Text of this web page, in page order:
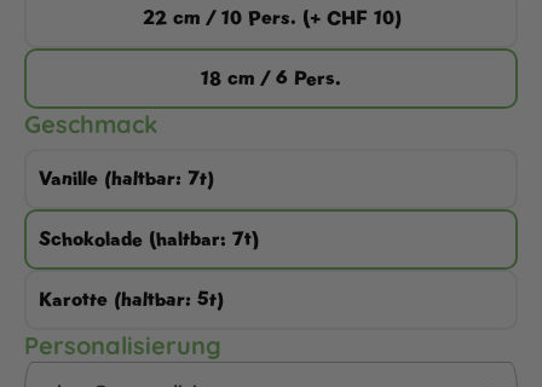
22 cm / 10 Pers. (+ CHF 10)
18 cm / 6 Pers.
Geschmackauswählen
Vanille (haltbar: 7t)
Schokolade (haltbar: 7t)
Karotte (haltbar: 5t)
Personalisierung